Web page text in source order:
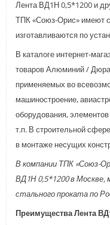
Лента ВД1Н 0,5*1200 и
ТПК «Союз-Орис» имеют
изготавливаются по
В каталоге интернет-
товаров Алюминий /
применяемых во
машиностроение,
оборудования,
т.п. В строительной
в монтаже несущих
В компании ТПК «Союз-
ВД1Н 0,5*1200 в
стального проката по
Преимущества Лента